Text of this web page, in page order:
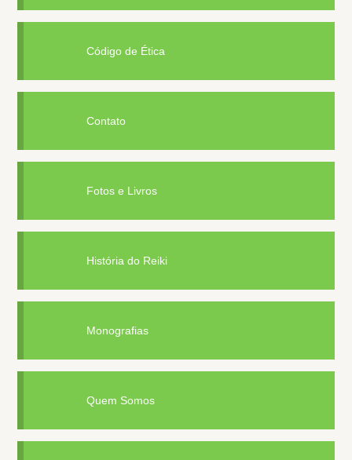
Código de Ética
Contato
Fotos e Livros
História do Reiki
Monografias
Quem Somos